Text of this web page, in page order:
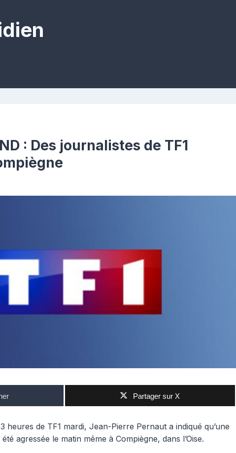
: Des journalistes de TF1
Partager sur X
heures de TF1 mardi, Jean-Pierre Pernaut a indiqué qu’une
agressée le matin même à Compiègne, dans l’Oise.